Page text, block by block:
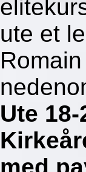
ute et
Ute